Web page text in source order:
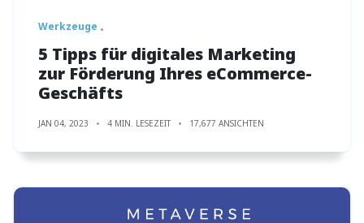
Werkzeuge
5 Tipps für digitales Marketing
zur Förderung Ihres eCommerce-
Geschäfts
JAN 04, 2023 4 MIN. LESEZEIT 17,677 ANSICHTEN